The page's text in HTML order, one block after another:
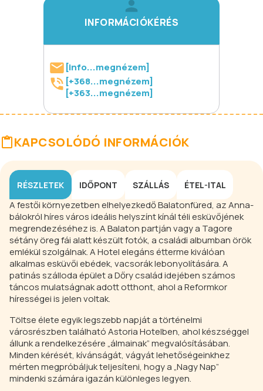
INFORMÁCIÓKÉRÉS
[info...megnézem]
[+368...megnézem]
[+363...megnézem]
KAPCSOLÓDÓ INFORMÁCIÓK
RÉSZLETEK IDŐPONT SZÁLLÁS ÉTEL-ITAL
A festői környezetben elhelyezkedő Balatonfüred, az Anna-
bálokról híres város ideális helyszínt kínál téli esküvőjének
megrendezéséhez is. A Balaton partján vagy a Tagore
sétány öreg fái alatt készült fotók, a családi albumban örök
emlékül szolgálnak. A Hotel elegáns étterme kiválóan
alkalmas esküvői ebédek, vacsorák lebonyolítására. A
patinás szálloda épület a Dőry család idejében számos
táncos mulatságnak adott otthont, ahol a Reformkor
hírességei is jelen voltak.
Töltse élete egyik legszebb napját a történelmi
városrészben található Astoria Hotelben, ahol készséggel
állunk a rendelkezésére „álmainak” megvalósításában.
Minden kérését, kívánságát, vágyát lehetőségeinkhez
mérten megpróbáljuk teljesíteni, hogy a „Nagy Nap”
mindenki számára igazán különleges legyen.